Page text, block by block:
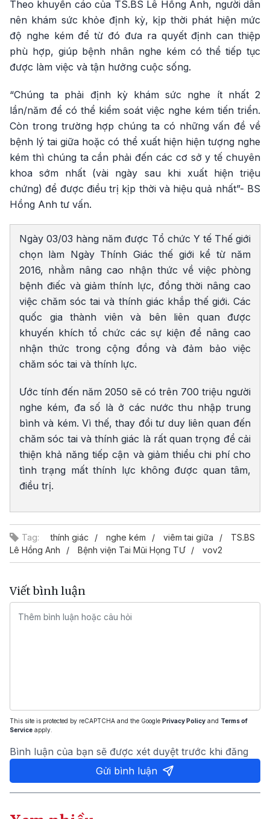
Theo khuyến cáo của TS.BS Lê Hồng Anh, người dân
nên khám sức khỏe định kỳ, kịp thời phát hiện mức
độ nghe kém để từ đó đưa ra quyết định can thiệp
phù hợp, giúp bệnh nhân nghe kém có thể tiếp tục
được làm việc và tận hưởng cuộc sống.
“Chúng ta phải định kỳ khám sức nghe ít nhất 2
lần/năm để có thể kiểm soát việc nghe kém tiến triển.
Còn trong trường hợp chúng ta có những vấn đề về
bệnh lý tai giữa hoặc có thể xuất hiện hiện tượng nghe
kém thì chúng ta cần phải đến các cơ sở y tế chuyên
khoa sớm nhất (vài ngày sau khi xuất hiện triệu
chứng) để được điều trị kịp thời và hiệu quả nhất”- BS
Hồng Anh tư vấn.
Ngày 03/03 hàng năm được Tổ chức Y tế Thế giới
chọn làm Ngày Thính Giác thế giới kể từ năm
2016, nhằm nâng cao nhận thức về việc phòng
bệnh điếc và giảm thính lực, đồng thời nâng cao
việc chăm sóc tai và thính giác khắp thế giới. Các
quốc gia thành viên và bên liên quan được
khuyến khích tổ chức các sự kiện để nâng cao
nhận thức trong cộng đồng và đảm bảo việc
chăm sóc tai và thính lực.
Ước tính đến năm 2050 sẽ có trên 700 triệu người
nghe kém, đa số là ở các nước thu nhập trung
bình và kém. Vì thế, thay đổi tư duy liên quan đến
chăm sóc tai và thính giác là rất quan trọng để cải
thiện khả năng tiếp cận và giảm thiểu chi phí cho
tình trạng mất thính lực không được quan tâm,
điều trị.
Tag: thính giác nghe kém viêm tai giữa
TS.BS
Lê Hồng Anh
Bệnh viện Tai Mũi Họng TƯ vov2
Viết bình luận
This site is protected by reCAPTCHA and the Google Privacy Policy and Terms of
Service apply.
Bình luận của bạn sẽ được xét duyệt trước khi đăng
Gửi bình luận